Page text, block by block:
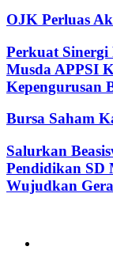
OJK Perluas
Perkuat Sinergi
Musda APPSI
Kepengurusan
Bursa Saham
Salurkan
Pendidikan SD
Wujudkan